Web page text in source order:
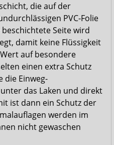
die auf der
PVC-Folie
Seite wird
damit keine Flüssigkeit
auf besondere
einen extra Schutz
die Einweg-
das Laken und direkt
ist dann ein Schutz der
werden im
nicht gewaschen